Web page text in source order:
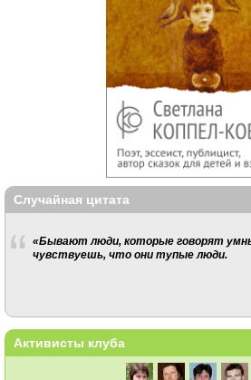
Случайная цитата
«Бывают люди, которые говорят
чувствуешь, что они тупые люди.
Активисты клуба